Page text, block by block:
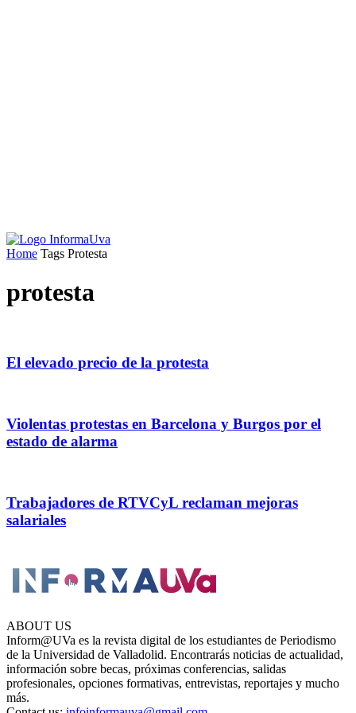
Home Tags Protesta
protesta
El elevado precio de la protesta
Violentas protestas en Barcelona y Burgos por el
estado de alarma
Trabajadores de RTVCyL reclaman mejoras
salariales
ABOUT US
Inform@UVa es la revista digital de los estudiantes de Periodismo
de la Universidad de Valladolid. Encontrarás noticias de actualidad,
información sobre becas, próximas conferencias, salidas
profesionales, opciones formativas, entrevistas, reportajes y mucho
más.